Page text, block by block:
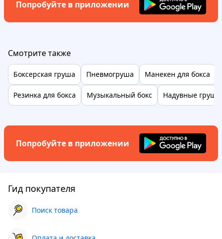
Попробуйте в приложении
Смотрите также
Боксерская груша Пневмогруша Манекен для бокса
Резинка для бокса Музыкальный бокс Надувные груши
Попробуйте в приложении
Гид покупателя
Поиск товара